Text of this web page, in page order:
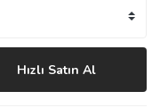
Hızlı Satın Al